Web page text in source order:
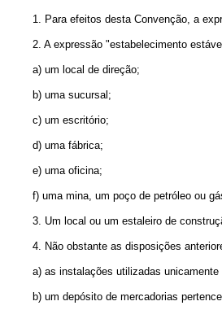
1. Para efeitos desta Convenção, a
2. A expressão "estabelecimento
a) um local de direção;
b) uma sucursal;
c) um escritório;
d) uma fábrica;
e) uma oficina;
f) uma mina, um poço de petróleo ou gás,
3. Um local ou um estaleiro de
4. Não obstante as disposições
a) as instalações utilizadas unicamente
b) um depósito de mercadorias